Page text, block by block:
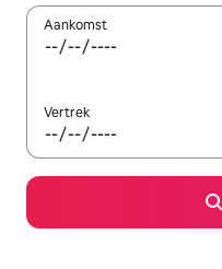
Aankomst
Vertrek